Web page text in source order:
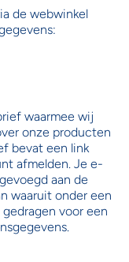
de webwinkel
waarmee wij
onze producten
bevat een link
afmelden. Je e-
aan de
waaruit onder een
voor een